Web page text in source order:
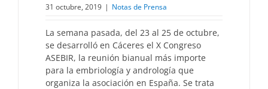
31 octubre, 2019 | Notas de Prensa
La semana pasada, del 23 al 25 de octubre,
se desarrolló en Cáceres el X Congreso
ASEBIR, la reunión bianual más importe
para la embriología y andrología que
organiza la asociación en España. Se trata